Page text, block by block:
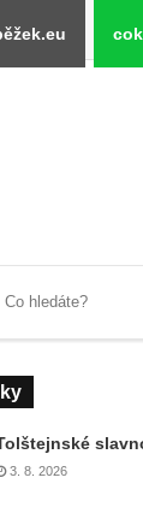
3. 8. 2026